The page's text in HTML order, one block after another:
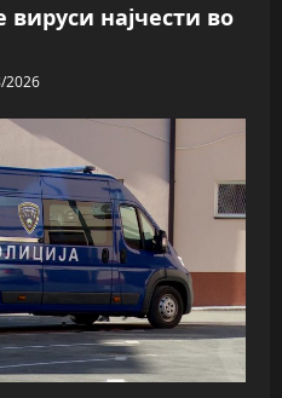
најчести во
2026